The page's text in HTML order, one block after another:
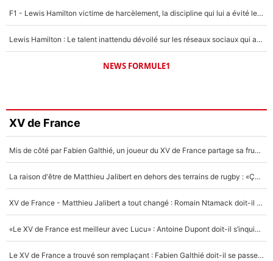
F1 - Lewis Hamilton victime de harcèlement, la discipline qui lui a évité le pire : «J'aurais probablement mal tourné»
Lewis Hamilton : Le talent inattendu dévoilé sur les réseaux sociaux qui a impressionné Kim Kardashian pendant leurs vacances en amoureux !
NEWS FORMULE1
XV de France
Mis de côté par Fabien Galthié, un joueur du XV de France partage sa frustration : «ils ne me l’ont pas dit tout de suite»
La raison d'être de Matthieu Jalibert en dehors des terrains de rugby : «Ça m'atteint autant que si tu touches à un membre de ma famille»
XV de France - Matthieu Jalibert a tout changé : Romain Ntamack doit-il s’inquiéter pour sa place à un an de la Coupe du monde ?
«Le XV de France est meilleur avec Lucu» : Antoine Dupont doit-il s’inquiéter pour sa place ?
Le XV de France a trouvé son remplaçant : Fabien Galthié doit-il se passer d'Antoine Dupont ?